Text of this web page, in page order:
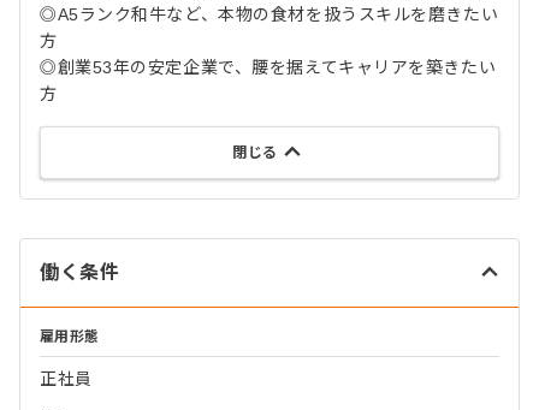
◎A5ランク和牛など、本物の食材を扱うスキルを磨きたい
方
◎創業53年の安定企業で、腰を据えてキャリアを築きたい
方
閉じる
働く条件
雇用形態
正社員